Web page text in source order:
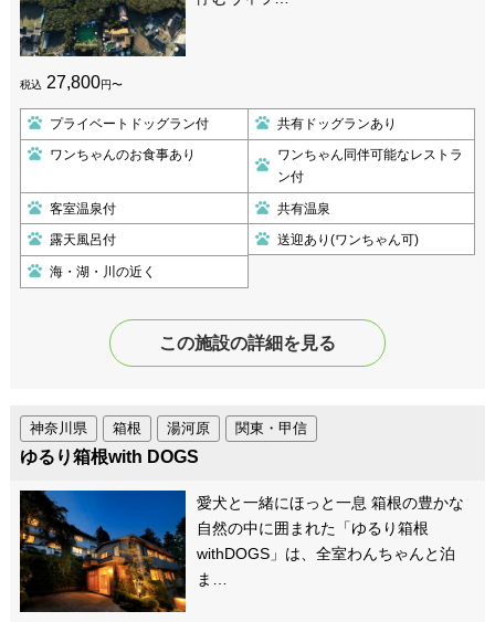
税込 27,800円〜
プライベートドッグラン付 共有ドッグランあり
ワンちゃんのお食事あり
ワンちゃん同伴可能なレストラ
ン付
客室温泉付 共有温泉
露天風呂付 送迎あり(ワンちゃん可)
海・湖・川の近く
この施設の詳細を見る
湯河原 関東・甲信
神奈川県 箱根
ゆるり箱根with DOGS
愛犬と一緒にほっと一息 箱根の豊かな
自然の中に囲まれた「ゆるり箱根
withDOGS」は、全室わんちゃんと泊
ま…